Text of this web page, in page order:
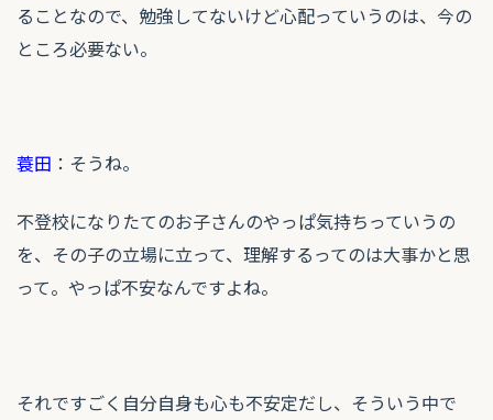
ることなので、勉強してないけど心配っていうのは、今の
ところ必要ない。
蓑田 ：そうね。
不登校になりたてのお子さんのやっぱ気持ちっていうの
を、その子の立場に立って、理解するってのは大事かと思
って。やっぱ不安なんですよね。
それですごく自分自身も心も不安定だし、そういう中で